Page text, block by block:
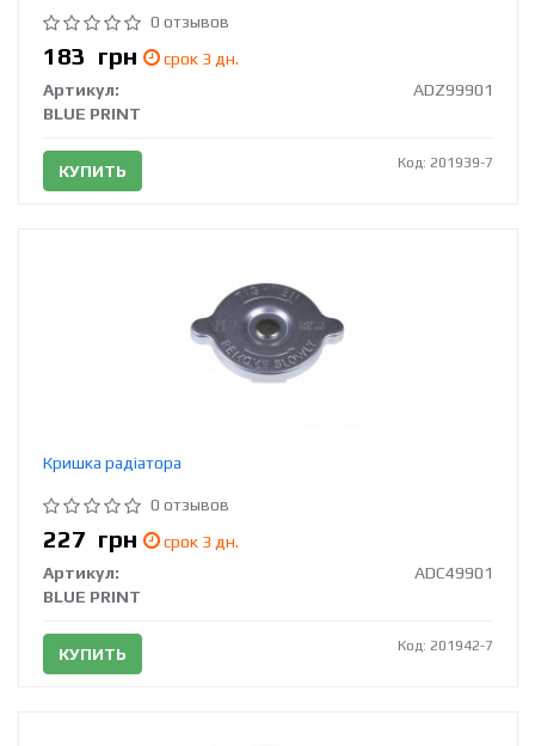
0 отзывов
183 грн
срок 3 дн.
Артикул:
ADZ99901
BLUE PRINT
КУПИТЬ Код: 201939-7
Кришка радіатора
0 отзывов
227 грн
срок 3 дн.
Артикул:
ADC49901
BLUE PRINT
КУПИТЬ Код: 201942-7